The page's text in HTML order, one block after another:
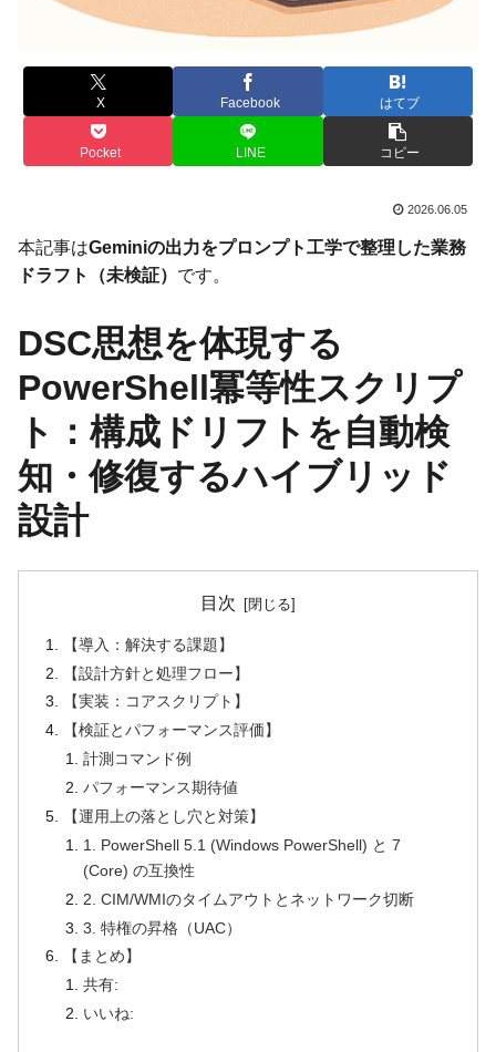
X Facebook はてブ
Pocket LINE コピー
2026.06.05
本記事はGeminiの出力をプロンプト工学で整理した業務
ドラフト（未検証） です。
DSC思想を体現する
PowerShell冪等性スクリプ
ト：構成ドリフトを自動検
知・修復するハイブリッド
設計
目次
【導入：解決する課題】
【設計方針と処理フロー】
【実装：コアスクリプト】
【検証とパフォーマンス評価】
計測コマンド例
パフォーマンス期待値
【運用上の落とし穴と対策】
1. PowerShell 5.1 (Windows PowerShell) と 7
(Core) の互換性
2. CIM/WMIのタイムアウトとネットワーク切断
3. 特権の昇格（UAC）
【まとめ】
共有:
いいね: